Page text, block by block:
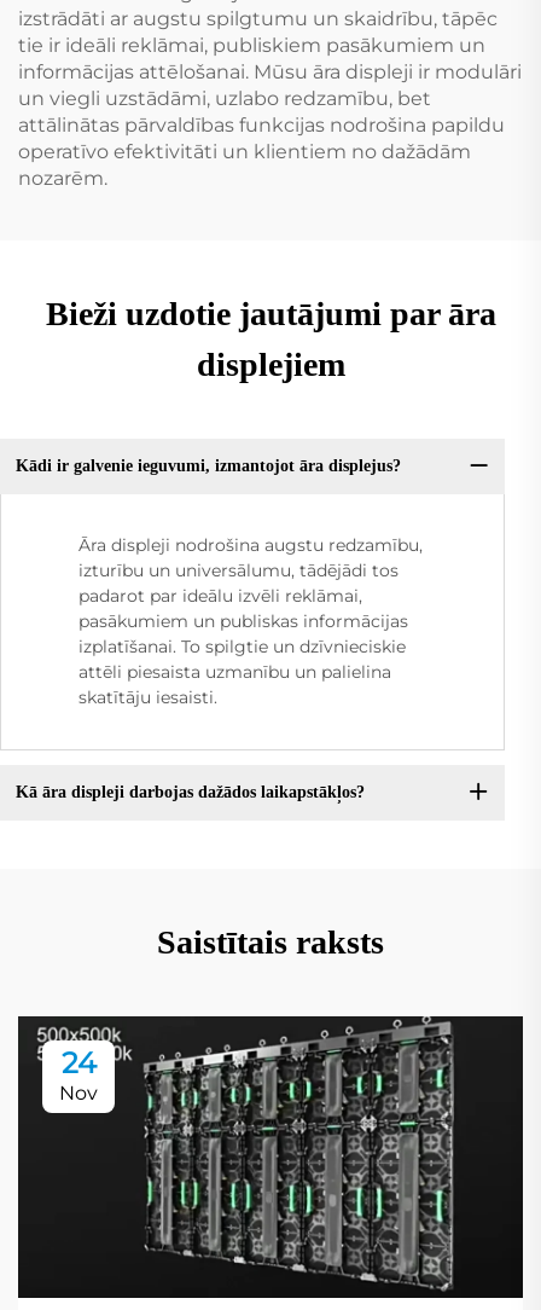
izstrādāti ar augstu spilgtumu un skaidrību, tāpēc
tie ir ideāli reklāmai, publiskiem pasākumiem un
informācijas attēlošanai. Mūsu āra displeji ir modulāri
un viegli uzstādāmi, uzlabo redzamību, bet
attālinātas pārvaldības funkcijas nodrošina papildu
operatīvo efektivitāti un klientiem no dažādām
nozarēm.
Bieži uzdotie jautājumi par āra
displejiem
Kādi ir galvenie ieguvumi, izmantojot āra displejus?
Āra displeji nodrošina augstu redzamību,
izturību un universālumu, tādējādi tos
padarot par ideālu izvēli reklāmai,
pasākumiem un publiskas informācijas
izplatīšanai. To spilgtie un dzīvnieciskie
attēli piesaista uzmanību un palielina
skatītāju iesaisti.
Kā āra displeji darbojas dažādos laikapstākļos?
Saistītais raksts
24
Nov